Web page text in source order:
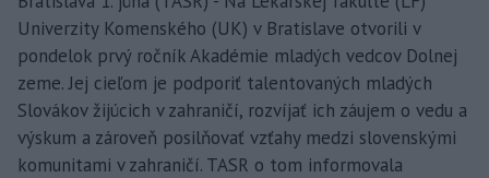
Univerzity Komenského (UK) v Bratislave otvorili v
pondelok prvý ročník Akadémie mladých vedcov Dolnej
zeme. Jej cieľom je podporiť talentovaných mladých
Slovákov žijúcich v zahraničí, rozvíjať ich záujem o vedu a
výskum a zároveň posilňovať vzťahy medzi slovenskými
komunitami v zahraničí. TASR o tom informovala